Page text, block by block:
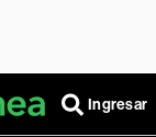
Ingresar